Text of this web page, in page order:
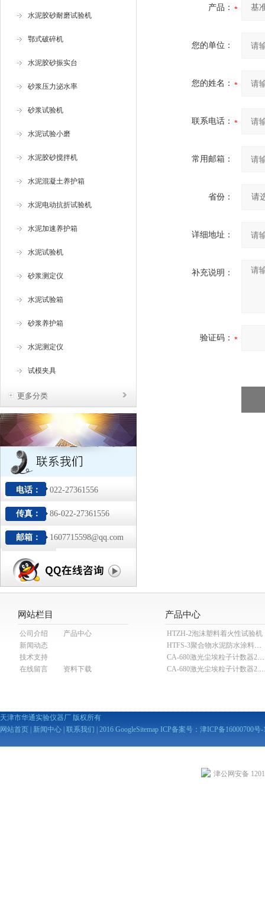
水泥胶砂耐磨试验机
鄂式破碎机
水泥胶砂振实台
砂浆压力泌水率
砂浆试验机
水泥试验小磨
水泥胶砂搅拌机
水泥混凝土养护箱
水泥电动抗折试验机
水泥加速养护箱
水泥试验机
砂浆测定仪
水泥试验箱
砂浆养护箱
水泥测定仪
试模夹具
更多分类
电话： 022-27361556
传真： 86-022-27361556
邮箱： 1607715598@qq.com
产品：
您的单位：
您的姓名：
联系电话：
常用邮箱：
省份：
详细地址：
补充说明：
验证码：
网站栏目
公司介绍
产品中心
新闻动态
技术支持
在线留言
资料下载
产品中心
HTZH-2泡沫塑料着火性试验机
HTFS-3聚合物水泥防水涂料分散机
CA-680激光尘埃粒子计数器28.3L
CA-680激光尘埃粒子
天津市华通实验仪器厂 版权所有
网站首页
新闻中心 联系我们 | 2016 GoogleSitemap ICP备案号： 津ICP备16000700号-
津公网安备